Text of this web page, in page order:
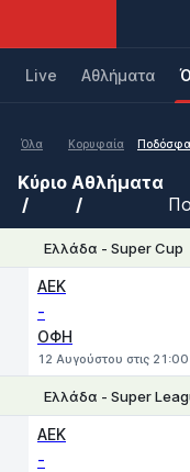
Live Aθλήματα
Όλα Κορυφαία
Κύριο Αθλήματα
Ελλάδα - Super Cup
ΑΕΚ
-
ΟΦΗ
12 Αυγούστου στις 21:00
Ελλάδα - Super
ΑΕΚ
-